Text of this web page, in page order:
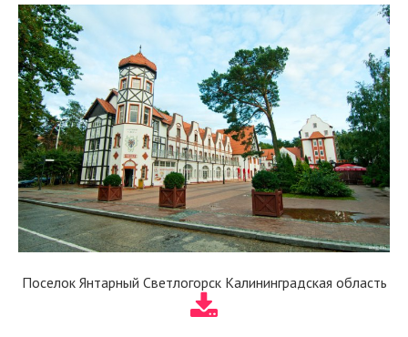
Поселок Янтарный Светлогорск Калининградская область